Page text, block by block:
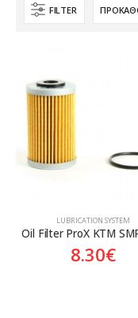
Κατηγορίες
FILTER
LUBRICATION SYSTEM
Oil Filter ProX KTM
8.30€